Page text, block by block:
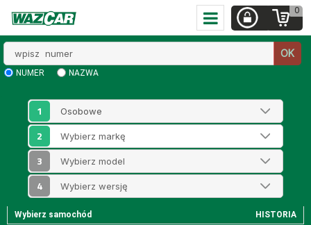
0
numer
OK
NUMER NAZWA
1
2
3
4
Wybierz samochód HISTORIA